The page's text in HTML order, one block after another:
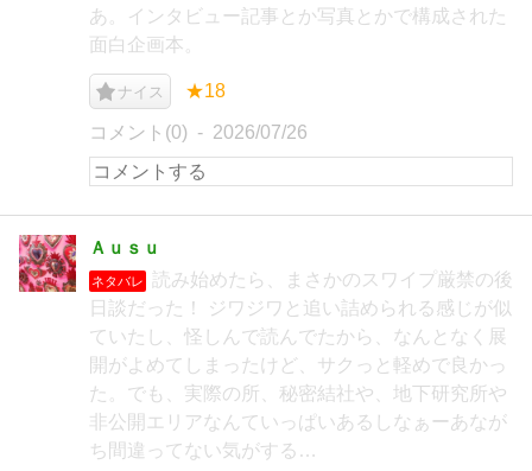
あ。インタビュー記事とか写真とかで構成された
面白企画本。
ナイス ★18
コメント(0) 2026/07/26
Ａｕｓｕ
ネタバレ
読み始めたら、まさかのスワイプ厳禁の後
日談だった！ ジワジワと追い詰められる感じが似
ていたし、怪しんで読んでたから、なんとなく展
開がよめてしまったけど、サクっと軽めで良かっ
た。でも、実際の所、秘密結社や、地下研究所や
非公開エリアなんていっぱいあるしなぁーあなが
ち間違ってない気がする…